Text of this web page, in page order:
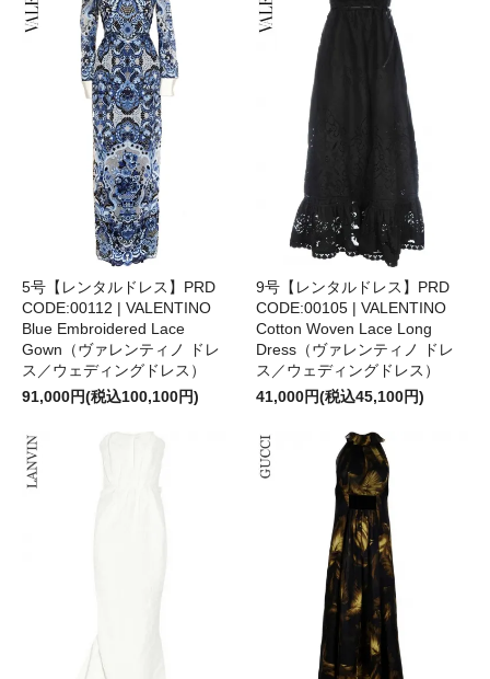
5号【レンタルドレス】PRD
CODE:00112 | VALENTINO
Blue Embroidered Lace
Gown（ヴァレンティノ ドレ
ス／ウェディングドレス）
91,000円(税込100,100円)
9号【レンタルドレス】PRD
CODE:00105 | VALENTINO
Cotton Woven Lace Long
Dress（ヴァレンティノ ドレ
ス／ウェディングドレス）
41,000円(税込45,100円)